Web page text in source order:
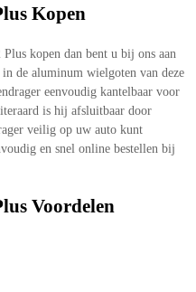
Kopen
kopen dan bent u bij ons aan
de aluminum wielgoten van deze
eenvoudig kantelbaar voor
is hij afsluitbaar door
veilig op uw auto kunt
en snel online bestellen bij
Voordelen